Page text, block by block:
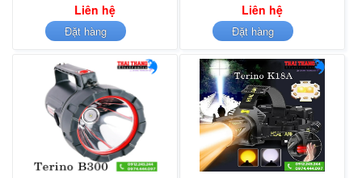
Liên hệ
Đặt hàng
Liên hệ
Đặt hàng